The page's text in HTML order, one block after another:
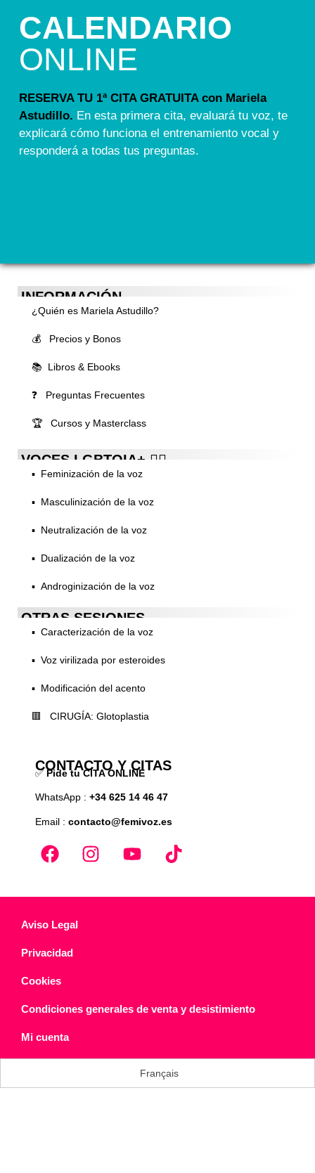
CALENDARIO
ONLINE
RESERVA TU 1ª CITA GRATUITA con Mariela
Astudillo. En esta primera cita, evaluará tu voz, te
explicará cómo funciona el entrenamiento vocal y
responderá a todas tus preguntas.
INFORMACIÓN
¿Quién es Mariela Astudillo?
💰 Precios y Bonos
📚 Libros & Ebooks
❓ Preguntas Frecuentes
🏆 Cursos y Masterclass
VOCES LGBTQIA+ 🏳️‍🌈
▪️ Feminización de la voz
▪️ Masculinización de la voz
▪️ Neutralización de la voz
▪️ Dualización de la voz
▪️ Androginización de la voz
OTRAS SESIONES
▪️ Caracterización de la voz
▪️ Voz virilizada por esteroides
▪️ Modificación del acento
🟥 CIRUGÍA: Glotoplastia
CONTACTO Y CITAS
✅Pide tu CITA ONLINE
WhatsApp : +34 625 14 46 47
Email : contacto@femivoz.es
Aviso Legal
Privacidad
Cookies
Condiciones generales de venta y desistimiento
Mi cuenta
Français